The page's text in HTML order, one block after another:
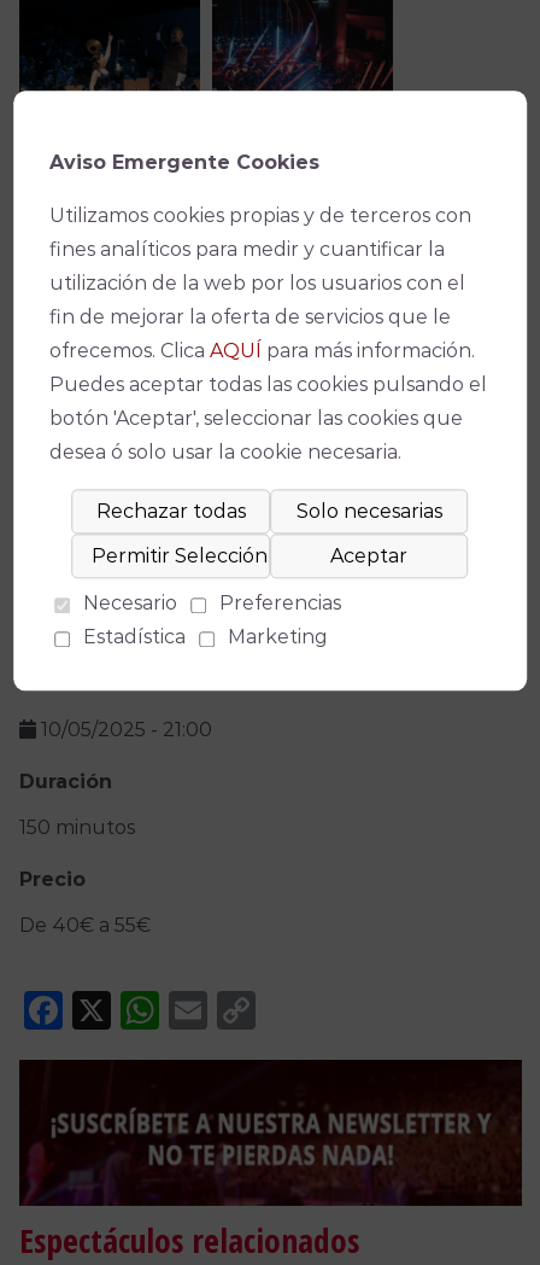
Ficha técnica
Teatro de la Axerquía
Medidas de seguridad )
10/05/2025 - 21:00
Duración
150 minutos
Precio
De 40€ a 55€
Facebook
X WhatsApp
Email
Link
Espectáculos relacionados
Aviso Emergente Cookies
Utilizamos cookies propias y de terceros con
fines analíticos para medir y cuantificar la
utilización de la web por los usuarios con el
fin de mejorar la oferta de servicios que le
ofrecemos. ClicaAQUÍ
para más información.
Puedes aceptar todas las cookies pulsando el
botón 'Aceptar', seleccionar las cookies que
desea ó solo usar la cookie necesaria.
Necesario
Preferencias
Estadística
Marketing